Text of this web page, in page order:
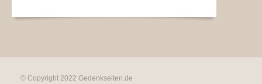
© Copyright 2022 Gedenkseiten.de